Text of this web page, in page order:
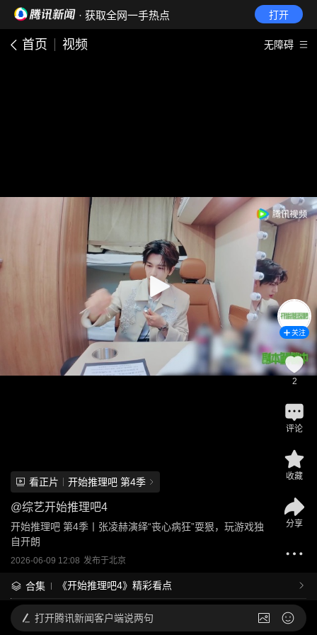
· 获取全网一手热点 打开
首页 视频 无障碍
看正片 开始推理吧 第4季
@综艺开始推理吧4
开始推理吧 第4季丨张凌赫演绎“丧心病狂”耍狠，玩游戏独
自开朗
2026-06-09 12:08 发布于北京
合集 《开始推理吧4》精彩看点
关注
2
评论
收藏
分享
打开腾讯新闻客户端说两句